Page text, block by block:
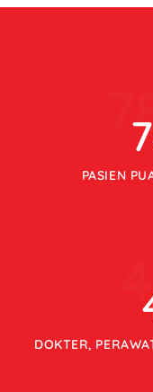
PASIEN
DOKTER,